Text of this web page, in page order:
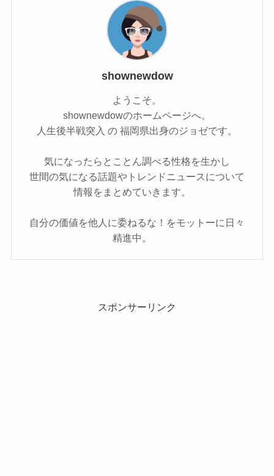
shownewdow
ようこそ。
shownewdowのホームページへ。
人生後半戦突入 の 福岡県出身のジョゼです。
気になったらとことん調べる性格を生かし
世間の気になる話題やトレンドニュースについて
情報をまとめていきます。
自分の価値を他人に委ねるな！をモットーに日々
精進中。
スポンサーリンク